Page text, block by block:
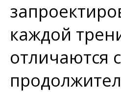
каждой
отличаются